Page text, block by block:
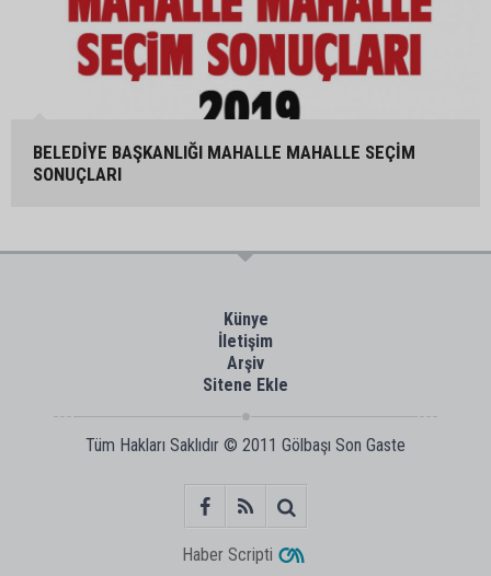
BELEDİYE BAŞKANLIĞI MAHALLE MAHALLE SEÇİM
SONUÇLARI
Künye
İletişim
Arşiv
Sitene Ekle
Tüm Hakları Saklıdır © 2011 Gölbaşı Son Gaste
Haber Scripti